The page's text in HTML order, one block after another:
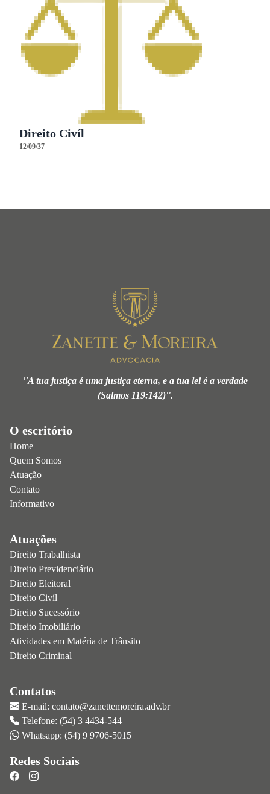
Direito Civíl
12/09/37
''A tua justiça é uma justiça eterna, e a tua lei é a verdade
(Salmos 119:142)''.
O escritório
Home
Quem Somos
Atuação
Contato
Informativo
Atuações
Direito Trabalhista
Direito Previdenciário
Direito Eleitoral
Direito Civíl
Direito Sucessório
Direito Imobiliário
Atividades em Matéria de Trânsito
Direito Criminal
Contatos
E-mail: contato@zanettemoreira.adv.br
Telefone: (54) 3 4434-544
Whatsapp: (54) 9 9706-5015
Redes Sociais